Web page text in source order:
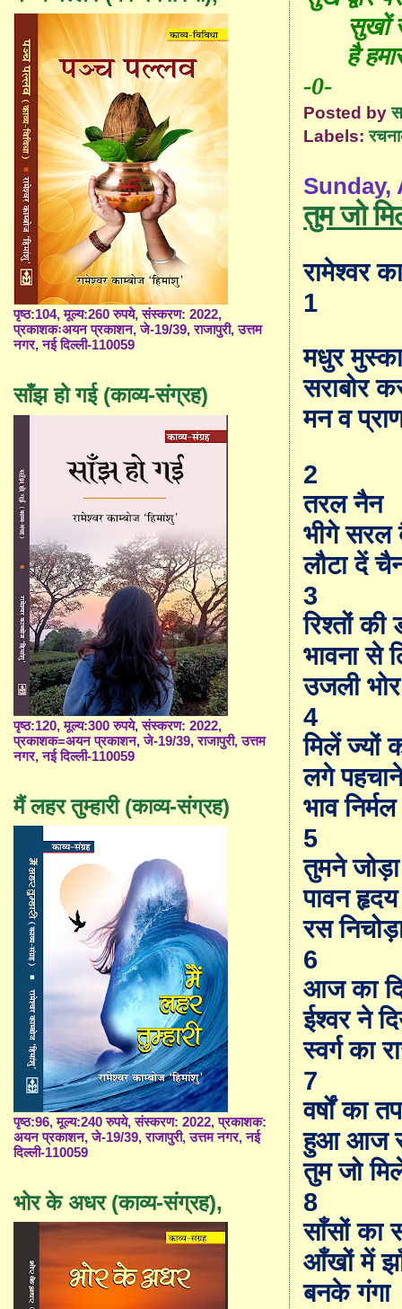
सुखों
है
-0-
Posted by
Labels:
Sunday,
तुम जो
रामेश्वर
1
मधुर
सराबोर
मन व
2
तरल नैन
भीगे सरल
लौटा दें
3
रिश्तों की
भावना से
उजली भोर
4
मिलें ज्यों
लगे
भाव निर्मल
5
तुमने जोड़ा
पावन
रस
6
आज का
ईश्वर ने
स्वर्ग का
7
वर्षों का तप
हुआ आज
तुम जो
8
साँसों का
आँखों में
बनके गंगा
पृष्ठ:104, मूल्य:260 रुपये, संस्करण: 2022,
प्रकाशकःअयन प्रकाशन, जे-19/39, राजापुरी, उत्तम
नगर, नई दिल्ली-110059
साँझ हो गई (काव्य-संग्रह)
पृष्ठ:120, मूल्य:300 रुपये, संस्करण: 2022,
प्रकाशक=अयन प्रकाशन, जे-19/39, राजापुरी, उत्तम
नगर, नई दिल्ली-110059
मैं लहर तुम्हारी (काव्य-संग्रह)
पृष्ठ:96, मूल्य:240 रुपये, संस्करण: 2022, प्रकाशक:
अयन प्रकाशन, जे-19/39, राजापुरी, उत्तम नगर, नई
दिल्ली-110059
भोर के अधर (काव्य-संग्रह),